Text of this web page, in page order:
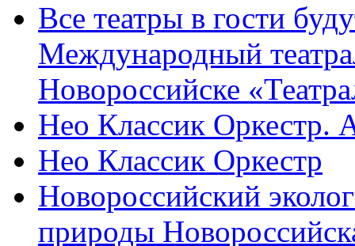
Все театры в гости
Международный
Новороссийске
Нео Классик Оркестр.
Нео Классик Оркестр
Новороссийский
природы